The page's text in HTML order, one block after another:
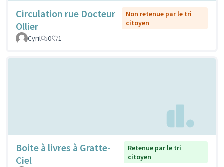
Circulation rue Docteur
Ollier
Non retenue par le tri
citoyen
Cyril
0 1
Boite à livres à Gratte-
Ciel
Retenue par le tri
citoyen